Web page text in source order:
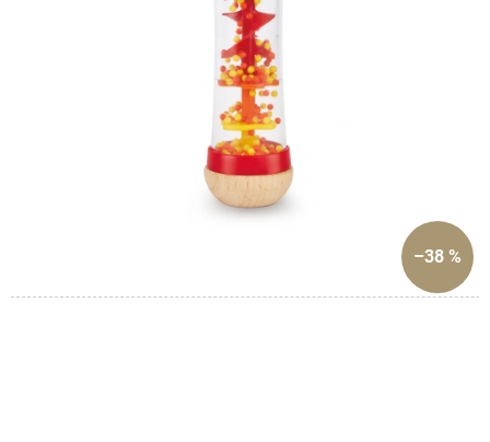
–38 %